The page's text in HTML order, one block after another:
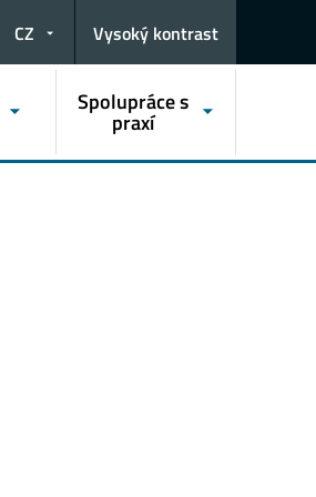
CZ Vysoký kontrast
Spolupráce s
praxí